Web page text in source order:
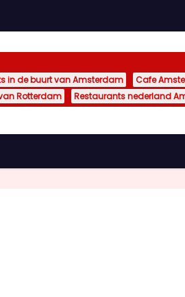
in de buurt van Amsterdam Cafe
Rotterdam
Restaurants nederland